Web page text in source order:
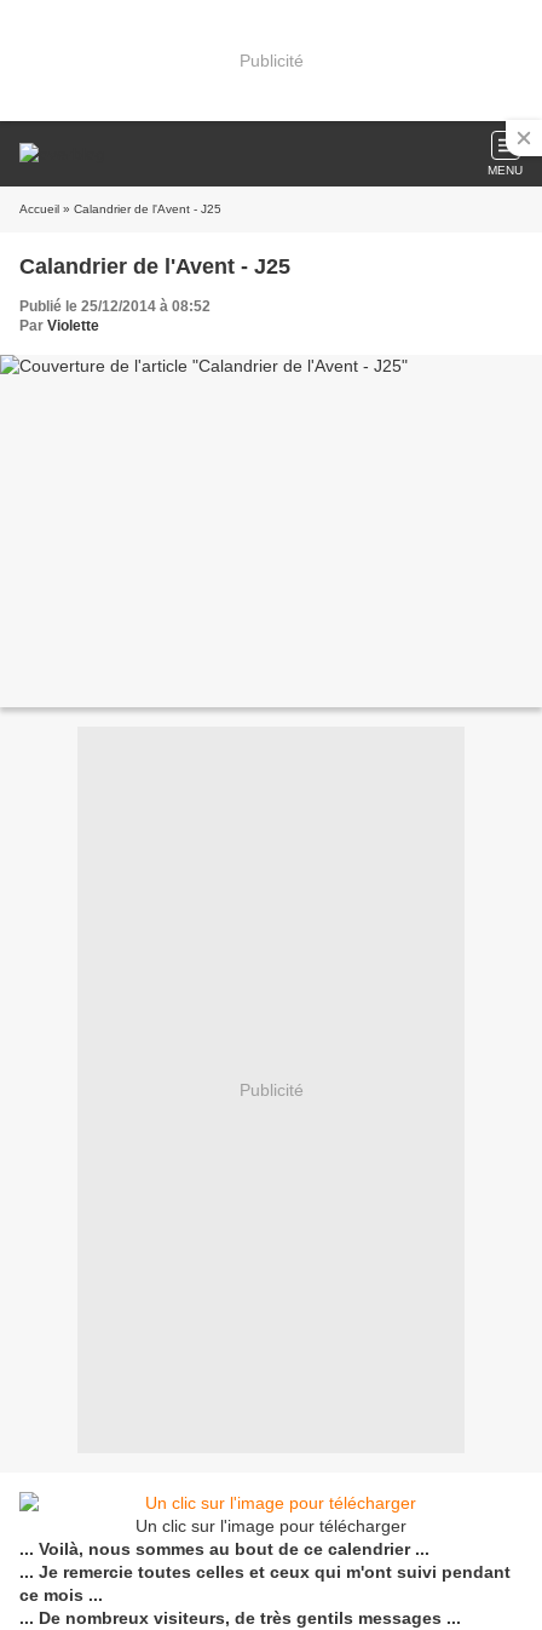
Publicité
MENU
Accueil » Calandrier de l'Avent - J25
Calandrier de l'Avent - J25
Publié le 25/12/2014 à 08:52
Par Violette
Publicité
Un clic sur l'image pour télécharger
... Voilà, nous sommes au bout de ce calendrier ...
... Je remercie toutes celles et ceux qui m'ont suivi pendant
ce mois ...
... De nombreux visiteurs, de très gentils messages ...